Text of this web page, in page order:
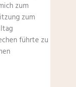
zum
zum
führte zu